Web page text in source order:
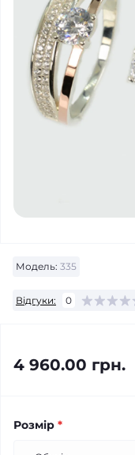
Модель: 335
Відгуки: 0
4 960.00 грн.
Розмір *